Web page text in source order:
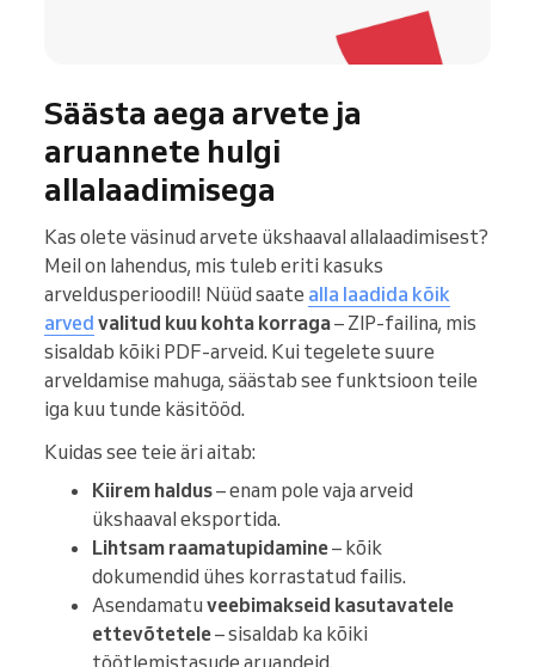
Säästa aega arvete ja
aruannete hulgi
allalaadimisega
Kas olete väsinud arvete ükshaaval allalaadimisest?
Meil on lahendus, mis tuleb eriti kasuks
arveldusperioodil! Nüüd saate alla laadida kõik
arved valitud kuu kohta korraga– ZIP-failina, mis
sisaldab kõiki PDF-arveid. Kui tegelete suure
arveldamise mahuga, säästab see funktsioon teile
iga kuu tunde käsitööd.
Kuidas see teie äri aitab:
Kiirem haldus– enam pole vaja arveid
ükshaaval eksportida.
Lihtsam raamatupidamine– kõik
dokumendid ühes korrastatud failis.
Asendamatu veebimakseid kasutavatele
ettevõtetele– sisaldab ka kõiki
töötlemistasude aruandeid.